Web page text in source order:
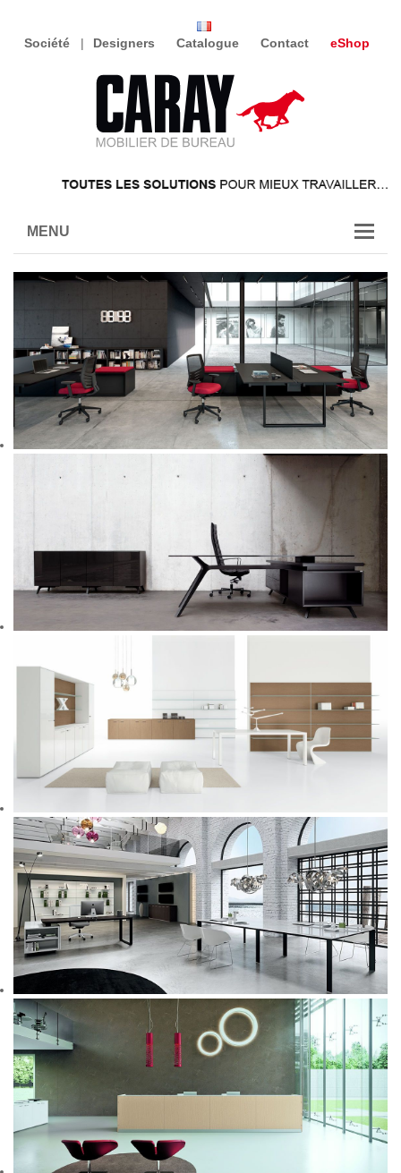
Société Designers Catalogue Contact eShop
MENU